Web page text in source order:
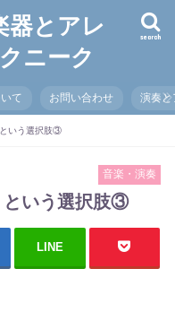
器とアレ
ニーク
search
て お問い合わせ 演奏と
いう選択肢③
音楽・演奏
という選択肢③
LINE